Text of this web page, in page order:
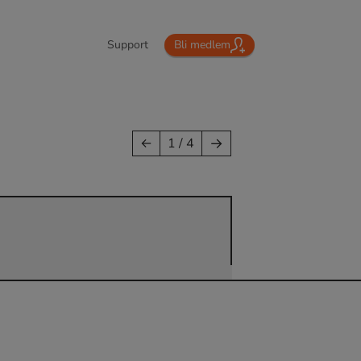
Support Bli medlem
← 1 / 4 →